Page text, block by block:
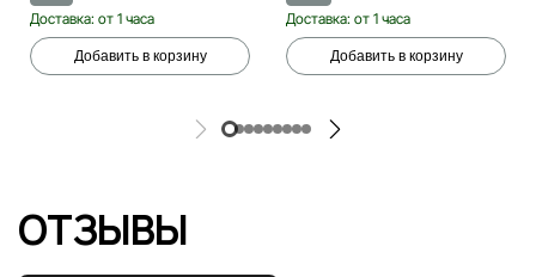
Доставка: от 1 часа
Добавить в корзину
Доставка: от 1 часа
Добавить в корзину
ОТЗЫВЫ